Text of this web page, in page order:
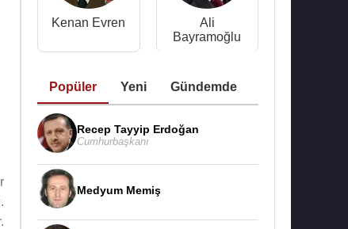
Kenan Evren
Ali
Bayramoğlu
Popüler Yeni Gündemde
Recep Tayyip Erdoğan
Cumhurbaşkanı
Medyum Memiş